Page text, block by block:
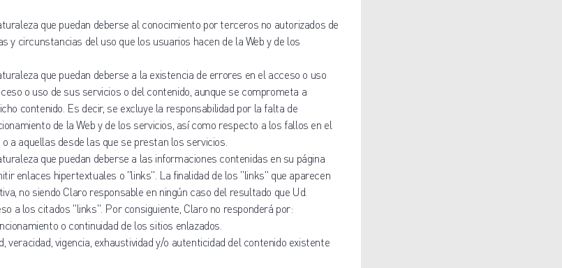
que puedan deberse al conocimiento por terceros no autorizados de
y circunstancias del uso que los usuarios hacen de la Web y de los
que puedan deberse a la existencia de errores en el acceso o uso
o uso de sus servicios o del contenido, aunque se comprometa a
contenido. Es decir, se excluye la responsabilidad por la falta de
de la Web y de los servicios, así como respecto a los fallos en el
a aquellas desde las que se prestan los servicios.
que puedan deberse a las informaciones contenidas en su página
enlaces hipertextuales o "links". La finalidad de los "links" que aparecen
no siendo Claro responsable en ningún caso del resultado que Ud.
a los citados "links". Por consiguiente, Claro no responderá por:
o continuidad de los sitios enlazados.
veracidad, vigencia, exhaustividad y/o autenticidad del contenido existente